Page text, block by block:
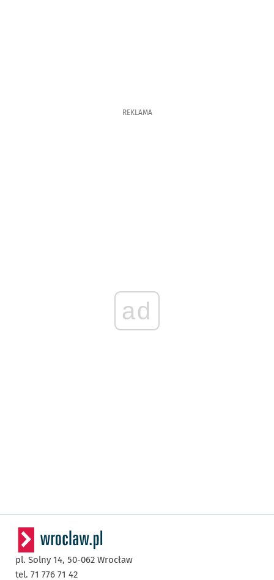
REKLAMA
ad
pl. Solny 14, 50-062 Wrocław
tel. 71 776 71 42